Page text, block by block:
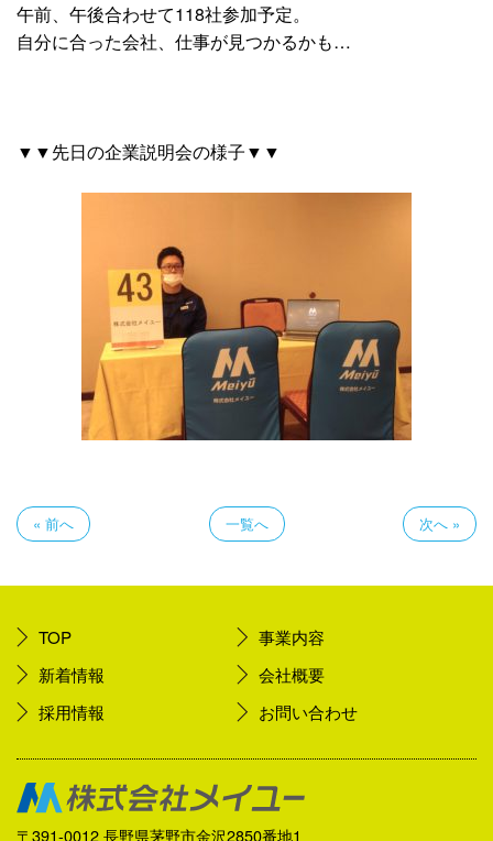
午前、午後合わせて118社参加予定。
自分に合った会社、仕事が見つかるかも…
▼▼先日の企業説明会の様子▼▼
« 前へ 一覧へ 次へ »
TOP
事業内容
新着情報
会社概要
採用情報
お問い合わせ
〒391-0012 長野県茅野市金沢2850番地1